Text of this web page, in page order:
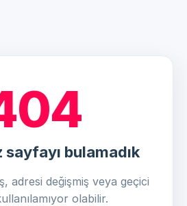
sayfayı bulamadık
adresi değişmiş veya geçici
olabilir.